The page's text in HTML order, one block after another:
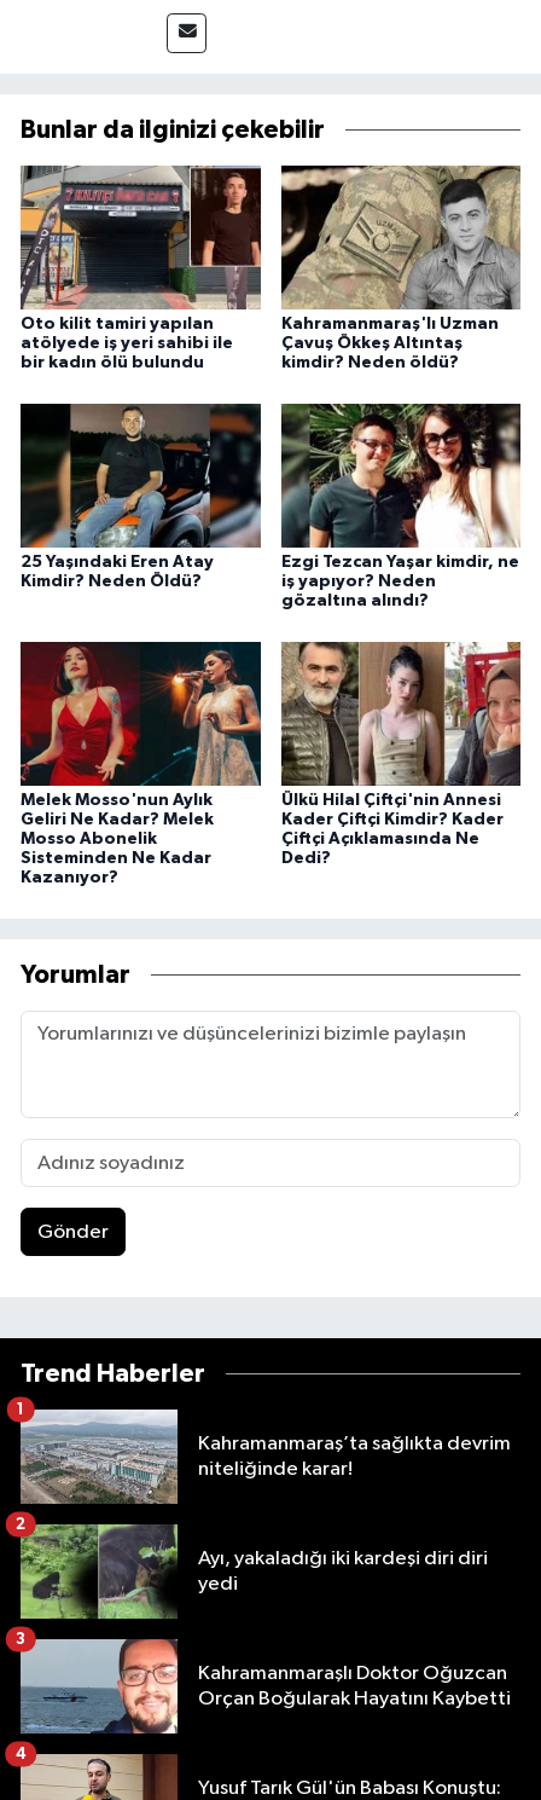
Bunlar da ilginizi çekebilir
Oto kilit tamiri yapılan
atölyede iş yeri sahibi ile
bir kadın ölü bulundu
Kahramanmaraş'lı Uzman
Çavuş Ökkeş Altıntaş
kimdir? Neden öldü?
25 Yaşındaki Eren Atay
Kimdir? Neden Öldü?
Ezgi Tezcan Yaşar kimdir, ne
iş yapıyor? Neden
gözaltına alındı?
Melek Mosso'nun Aylık
Geliri Ne Kadar? Melek
Mosso Abonelik
Sisteminden Ne Kadar
Kazanıyor?
Ülkü Hilal Çiftçi'nin Annesi
Kader Çiftçi Kimdir? Kader
Çiftçi Açıklamasında Ne
Dedi?
Yorumlar
Gönder
Trend Haberler
Kahramanmaraş’ta sağlıkta devrim
niteliğinde karar!
1
Ayı, yakaladığı iki kardeşi diri diri
yedi
2
Kahramanmaraşlı Doktor Oğuzcan
Orçan Boğularak Hayatını Kaybetti
3
Yusuf Tarık Gül'ün Babası Konuştu:
4